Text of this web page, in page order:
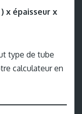
x épaisseur x
type de tube
calculateur en